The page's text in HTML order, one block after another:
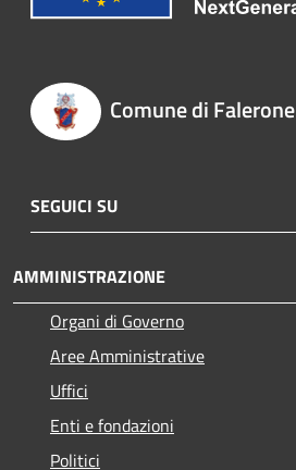
Comune di Falerone
SEGUICI SU
AMMINISTRAZIONE
Organi di Governo
Aree Amministrative
Uffici
Enti e fondazioni
Politici